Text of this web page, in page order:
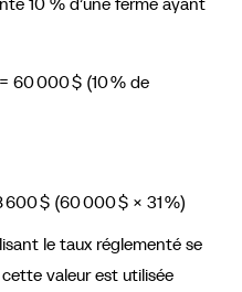
60 000 $ (10 % de
600 $ (60 000 $ × 31 %)
le taux réglementé se
valeur est utilisée